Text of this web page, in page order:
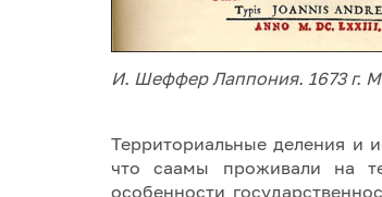
И. Шеффер Лаппония. 1673 г.
Территориальные деления и
что саамы проживали на
особенности